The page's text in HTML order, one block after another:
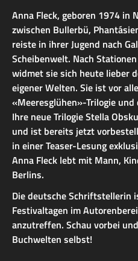
Anna Fleck, geboren 1974 in
zwischen Bullerbü,
reiste in ihrer Jugend nach
Scheibenwelt. Nach
widmet sie sich heute lieber
eigener Welten. Sie ist vor
«Meeresglühen»-Trilogie
Ihre neue Trilogie Stella
und ist bereits jetzt
in einer Teaser-Lesung
Anna Fleck lebt mit Mann,
Berlins.
Die deutsche Schriftstellerin
Festivaltagen im
anzutreffen. Schau vorbei
Buchwelten selbst!